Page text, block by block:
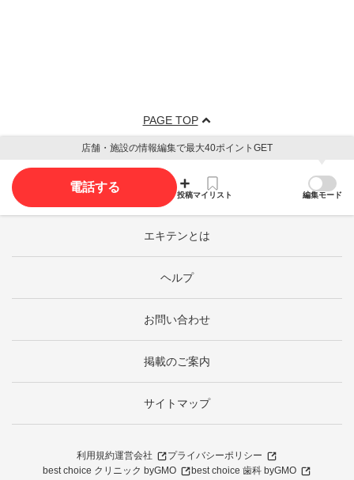
PAGE TOP
店舗・施設の情報編集で最大40ポイントGET
電話する
投稿マイリスト 編集モード
エキテンとは
ヘルプ
お問い合わせ
掲載のご案内
サイトマップ
利用規約運営会社
プライバシーポリシー
best choice クリニック byGMO
best choice 歯科 byGMO